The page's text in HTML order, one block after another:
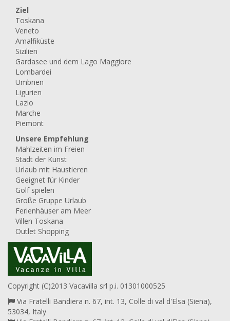
Ziel
Toskana
Veneto
Amalfiküste
Sizilien
Gardasee und dem Lago Maggiore
Lombardei
Umbrien
Ligurien
Lazio
Marche
Piemont
Unsere Empfehlung
Mahlzeiten im Freien
Stadt der Kunst
Urlaub mit Haustieren
Geeignet für Kinder
Golf spielen
Große Gruppe Urlaub
Ferienhäuser am Meer
Villen Toskana
Outlet Shopping
Copyright (C)2013 Vacavilla srl p.i. 01301000525
Via Fratelli Bandiera n. 67, int. 13, Colle di val d'Elsa (Siena),
53034, Italy